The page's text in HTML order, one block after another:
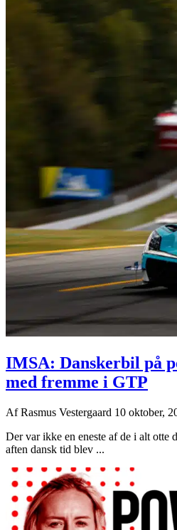
IMSA: Danskerbil på
med fremme i GTP
AfRasmus Vestergaard 10 oktober,
Der var ikke en eneste af de i alt otte
aften dansk tid blev ...